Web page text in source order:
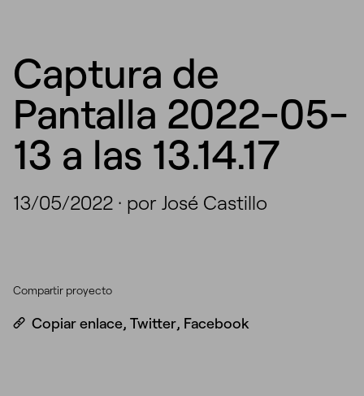
Captura de
Pantalla 2022-05-
13 a las 13.14.17
13/05/2022 · por José Castillo
Compartir proyecto
Copiar enlace, Twitter, Facebook